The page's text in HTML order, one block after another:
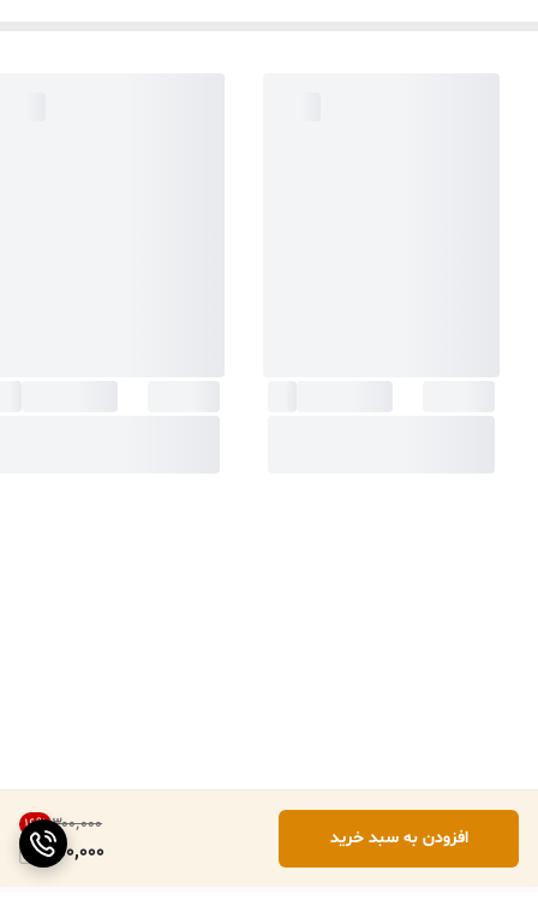
۳۰۰٬۰۰۰ 16%
250,000
افزودن به سبد خرید